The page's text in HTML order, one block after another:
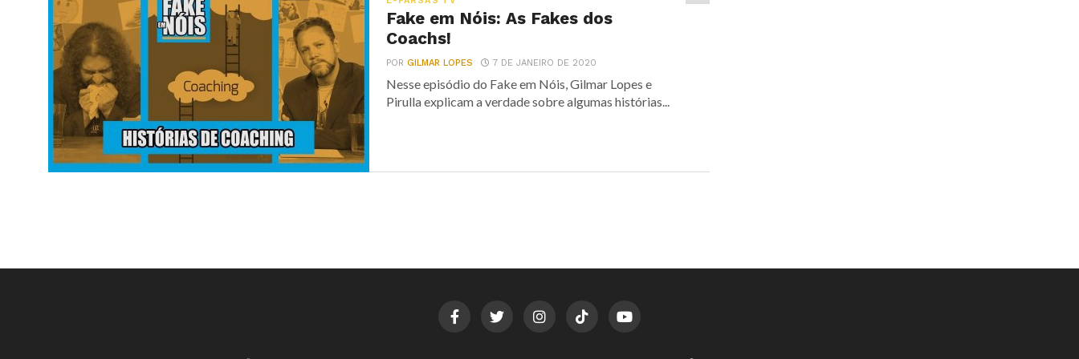
Fake em Nóis: As Fakes dos
Coachs!
PORGILMAR LOPES 7 DE JANEIRO DE 2020
Nesse episódio do Fake em Nóis, Gilmar Lopes e
Pirulla explicam a verdade sobre algumas histórias...